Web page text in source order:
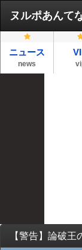
ヌルポあんて
ニュース
news